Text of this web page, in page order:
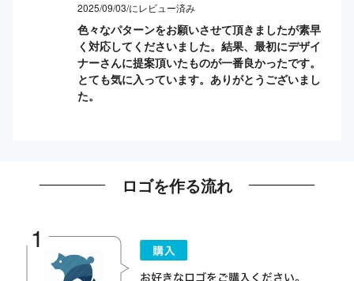
2025/09/03/にレビュー済み
色々なパターンをお願いさせて頂きましたが素早
く対応してくださいました。結果、最初にデザイ
ナーさんに提案頂いたものが一番良かったです。
とても気に入っています。ありがとうございまし
た。
ロゴを作る流れ